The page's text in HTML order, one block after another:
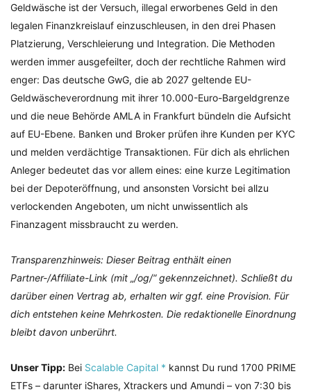
Geldwäsche ist der Versuch, illegal erworbenes Geld in den
legalen Finanzkreislauf einzuschleusen, in den drei Phasen
Platzierung, Verschleierung und Integration. Die Methoden
werden immer ausgefeilter, doch der rechtliche Rahmen wird
enger: Das deutsche GwG, die ab 2027 geltende EU-
Geldwäscheverordnung mit ihrer 10.000-Euro-Bargeldgrenze
und die neue Behörde AMLA in Frankfurt bündeln die Aufsicht
auf EU-Ebene. Banken und Broker prüfen ihre Kunden per KYC
und melden verdächtige Transaktionen. Für dich als ehrlichen
Anleger bedeutet das vor allem eines: eine kurze Legitimation
bei der Depoteröffnung, und ansonsten Vorsicht bei allzu
verlockenden Angeboten, um nicht unwissentlich als
Finanzagent missbraucht zu werden.
Transparenzhinweis: Dieser Beitrag enthält einen
Partner-/Affiliate-Link (mit „/og/“ gekennzeichnet). Schließt du
darüber einen Vertrag ab, erhalten wir ggf. eine Provision. Für
dich entstehen keine Mehrkosten. Die redaktionelle Einordnung
bleibt davon unberührt.
Unser Tipp: Bei Scalable Capital * kannst Du rund 1700 PRIME
ETFs – darunter iShares, Xtrackers und Amundi – von 7:30 bis